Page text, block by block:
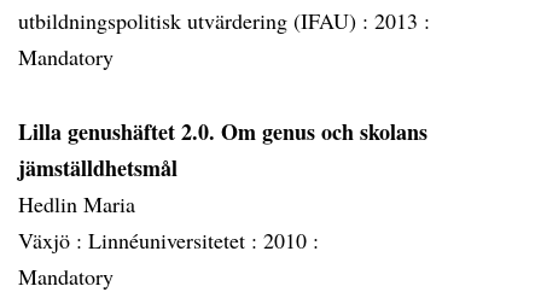
utbildningspolitisk utvärdering (IFAU) : 2013 :
Mandatory
Lilla genushäftet 2.0. Om genus och skolans
jämställdhetsmål
Hedlin Maria
Växjö : Linnéuniversitetet : 2010 :
Mandatory